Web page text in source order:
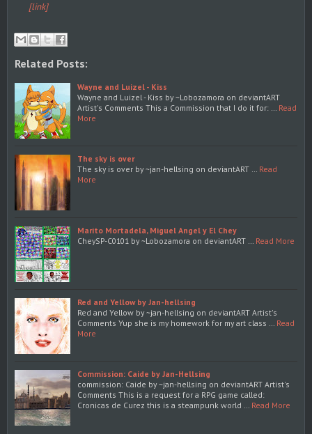
[link]
Related Posts:
Wayne and Luizel - Kiss
Wayne and Luizel - Kiss by ~Lobozamora on deviantART
Artist's Comments This a Commission that I do it for: …
Read
More
The sky is over
The sky is over by ~jan-hellsing on deviantART …
Read
More
Marito Mortadela, Miguel Angel y El Chey
CheySP-C0101 by ~Lobozamora on deviantART …
Read More
Red and Yellow by Jan-hellsing
Red and Yellow by ~jan-hellsing on deviantART Artist's
Comments Yup she is my homework for my art class …
Read
More
Commission: Caide by Jan-Hellsing
commission: Caide by ~jan-hellsing on deviantART Artist's
Comments This is a request for a RPG game called:
Cronicas de Curez this is a steampunk world …
Read More